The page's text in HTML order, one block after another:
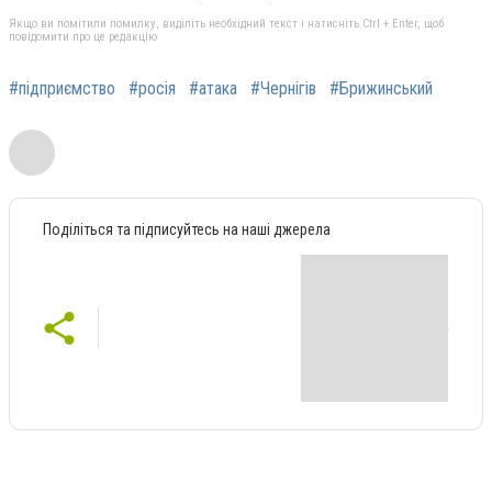
Якщо ви помітили помилку, виділіть необхідний текст і натисніть Ctrl + Enter, щоб
повідомити про це редакцію
#підприємство #росія #атака #Чернігів #Брижинський
Поділіться та підписуйтесь на наші джерела